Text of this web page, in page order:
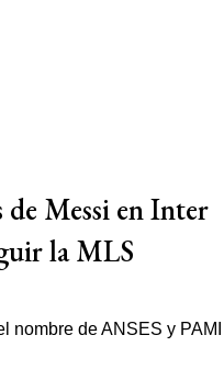
Messi en Inter
la MLS